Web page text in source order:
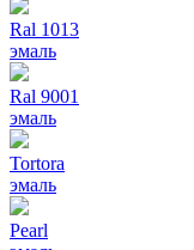
Ral 1013
эмаль
Ral 9001
эмаль
Tortora
эмаль
Pearl